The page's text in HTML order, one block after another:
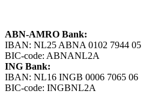
ABN-AMRO Bank:
IBAN: NL25 ABNA 0102 7944 05
BIC-code: ABNANL2A
ING Bank:
IBAN: NL16 INGB 0006 7065 06
BIC-code: INGBNL2A